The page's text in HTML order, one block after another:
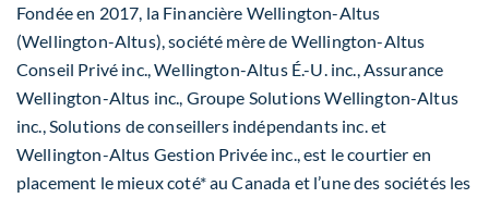
Fondée en 2017, la Financière Wellington-Altus
(Wellington-Altus), société mère de Wellington-Altus
Conseil Privé inc., Wellington-Altus É.-U. inc., Assurance
Wellington-Altus inc., Groupe Solutions Wellington-Altus
inc., Solutions de conseillers indépendants inc. et
Wellington-Altus Gestion Privée inc., est le courtier en
placement le mieux coté* au Canada et l’une des sociétés les